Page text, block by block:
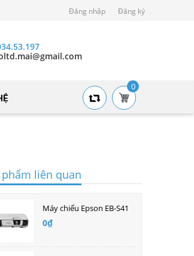
Đăng nhập Đăng ký
0
phẩm liên quan
Máy chiếu Epson EB-S41
0₫